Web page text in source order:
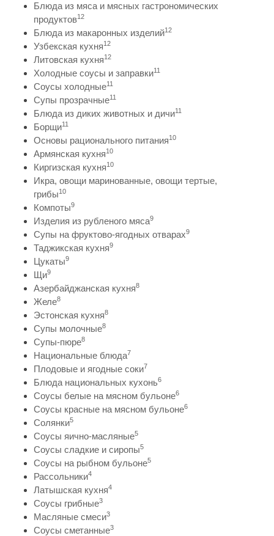
Блюда из мяса и мясных гастрономических
продуктов12
Блюда из макаронных изделий12
Узбекская кухня12
Литовская кухня12
Холодные соусы и заправки11
Соусы холодные11
Супы прозрачные11
Блюда из диких животных и дичи11
Борщи11
Основы рационального питания10
Армянская кухня10
Киргизская кухня10
Икра, овощи маринованные, овощи тертые,
грибы10
Компоты9
Изделия из рубленого мяса9
Супы на фруктово-ягодных отварах9
Таджикская кухня9
Цукаты9
Щи9
Азербайджанская кухня8
Желе8
Эстонская кухня8
Супы молочные8
Супы-пюре8
Национальные блюда7
Плодовые и ягодные соки7
Блюда национальных кухонь6
Соусы белые на мясном бульоне6
Соусы красные на мясном бульоне6
Солянки5
Соусы яично-масляные5
Соусы сладкие и сиропы5
Соусы на рыбном бульоне5
Рассольники4
Латышская кухня4
Соусы грибные3
Масляные смеси3
Соусы сметанные3